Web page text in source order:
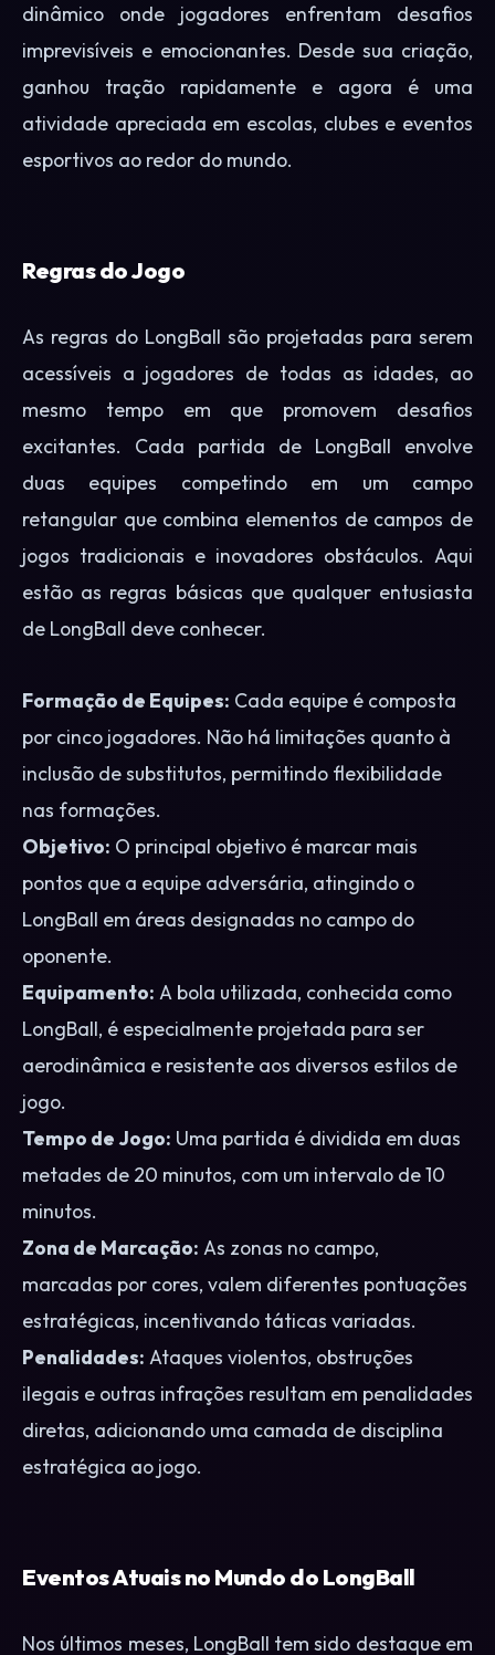
dinâmico onde jogadores enfrentam desafios
imprevisíveis e emocionantes. Desde sua criação,
ganhou tração rapidamente e agora é uma
atividade apreciada em escolas, clubes e eventos
esportivos ao redor do mundo.
Regras do Jogo
As regras do LongBall são projetadas para serem
acessíveis a jogadores de todas as idades, ao
mesmo tempo em que promovem desafios
excitantes. Cada partida de LongBall envolve
duas equipes competindo em um campo
retangular que combina elementos de campos de
jogos tradicionais e inovadores obstáculos. Aqui
estão as regras básicas que qualquer entusiasta
de LongBall deve conhecer.
Formação de Equipes: Cada equipe é composta
por cinco jogadores. Não há limitações quanto à
inclusão de substitutos, permitindo flexibilidade
nas formações.
Objetivo: O principal objetivo é marcar mais
pontos que a equipe adversária, atingindo o
LongBall em áreas designadas no campo do
oponente.
Equipamento: A bola utilizada, conhecida como
LongBall, é especialmente projetada para ser
aerodinâmica e resistente aos diversos estilos de
jogo.
Tempo de Jogo: Uma partida é dividida em duas
metades de 20 minutos, com um intervalo de 10
minutos.
Zona de Marcação: As zonas no campo,
marcadas por cores, valem diferentes pontuações
estratégicas, incentivando táticas variadas.
Penalidades: Ataques violentos, obstruções
ilegais e outras infrações resultam em penalidades
diretas, adicionando uma camada de disciplina
estratégica ao jogo.
Eventos Atuais no Mundo do LongBall
Nos últimos meses, LongBall tem sido destaque em